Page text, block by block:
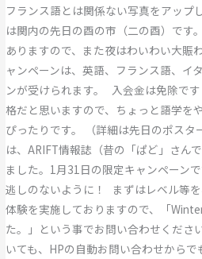
フランス語とは関係ない写真をアップ
は関内の先日の酉の市（二の酉）です
ありますので、また夜はわいわい大賑
ャンペーンは、英語、フランス語、イ
ンが受けられます。 入会金は免除で
格だと思いますので、ちょっと語学を
ぴったりです。 （詳細は先日のポス
は、ARIFT情報誌（昔の「ぱど」さん
ました。1月31日の限定キャンペーン
逃しのないように！ まずはレベル等
体験を実施しておりますので、「
た。」という事でお問い合わせくださ
いても、HPの自動お問い合わせから